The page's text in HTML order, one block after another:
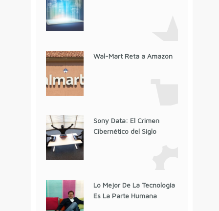
Wal-Mart Reta a Amazon
Sony Data: El Crimen
Cibernético del Siglo
Lo Mejor De La Tecnología
Es La Parte Humana